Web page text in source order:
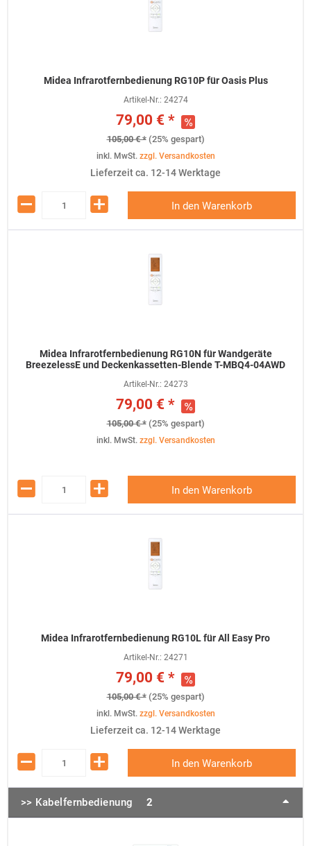
Midea Infrarotfernbedienung RG10P für Oasis Plus
Artikel-Nr.: 24274
79,00 € *
105,00 € * (25% gespart)
inkl. MwSt. zzgl. Versandkosten
Lieferzeit ca. 12-14 Werktage
In den Warenkorb
Midea Infrarotfernbedienung RG10N für Wandgeräte
BreezelessE und Deckenkassetten-Blende T-MBQ4-04AWD
Artikel-Nr.: 24273
79,00 € *
105,00 € * (25% gespart)
inkl. MwSt. zzgl. Versandkosten
In den Warenkorb
Midea Infrarotfernbedienung RG10L für All Easy Pro
Artikel-Nr.: 24271
79,00 € *
105,00 € * (25% gespart)
inkl. MwSt. zzgl. Versandkosten
Lieferzeit ca. 12-14 Werktage
In den Warenkorb
>> Kabelfernbedienung 2